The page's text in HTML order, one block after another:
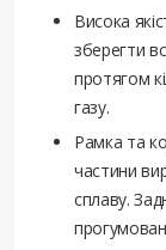
Висока
зберегти
протягом
газу.
Рамка та
частини
сплаву.